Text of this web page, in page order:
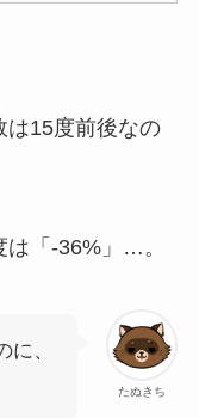
は15度前後なの
「-36%」…。
たぬきち
、